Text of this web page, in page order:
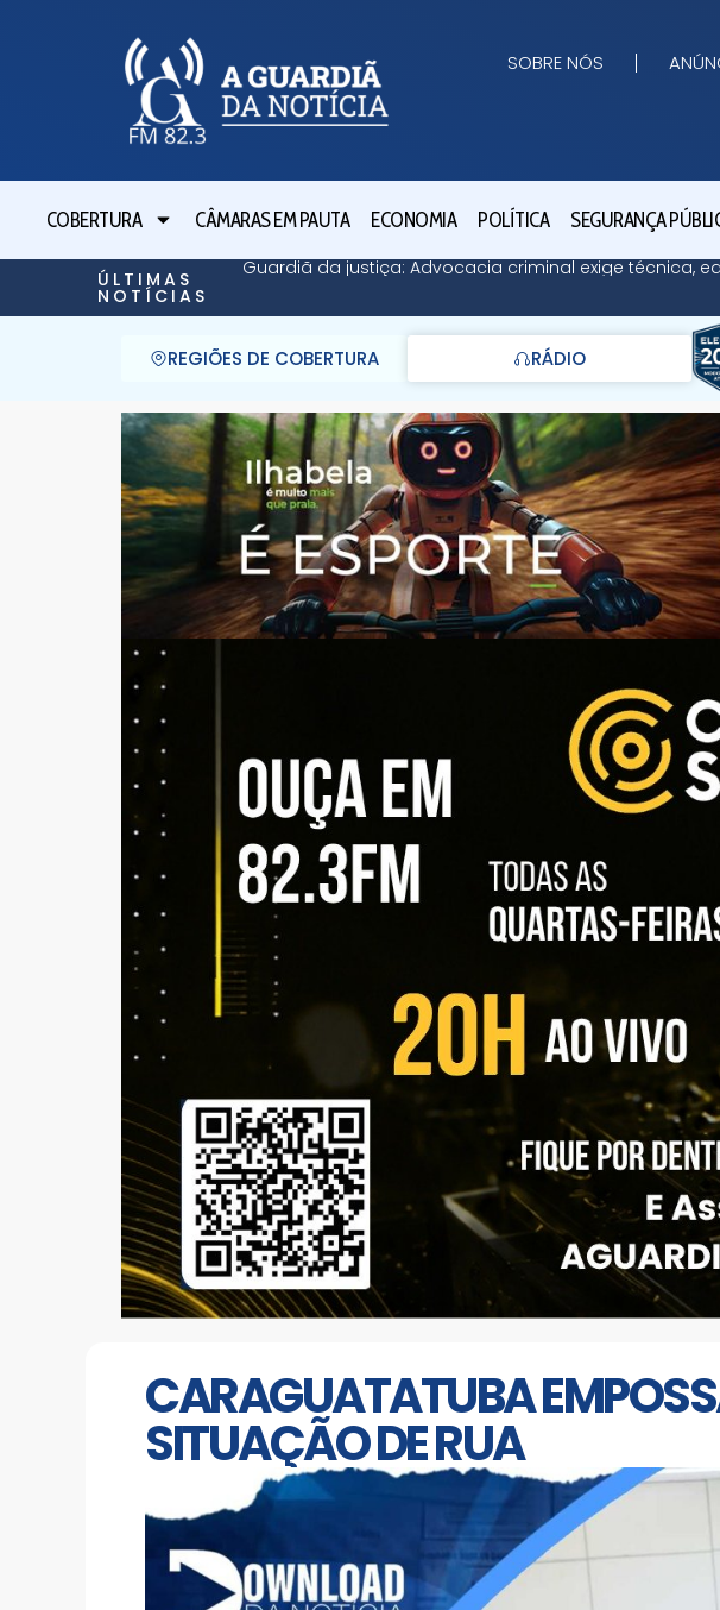
SOBRE NÓS
COBERTURA CÂMARAS EM PAUTA ECONOMIA POLÍTICA SEGURANÇA
ÚLTIMAS
NOTÍCIAS
Guardiã da justiça: Advocacia criminal exige técnica,
REGIÕES DE COBERTURA RÁDIO
CARAGUATATUBA
SITUAÇÃO DE RUA